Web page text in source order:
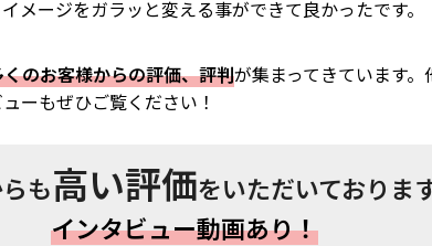
イメージをガラッと変える事ができて良かったです。
のお客様からの評価、評判が集まってきています
ーもぜひご覧ください！
も高い評価をいただいておりま
インタビュー動画あり！